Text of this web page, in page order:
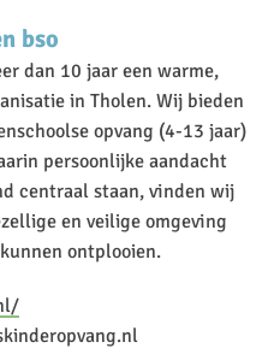
bso
dan 10 jaar een warme,
in Tholen. Wij bieden
opvang (4-13 jaar)
persoonlijke aandacht
centraal staan, vinden wij
en veilige omgeving
ontplooien.